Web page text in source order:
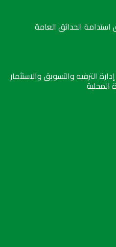
الحدائق العامة
الترفيه والتسويق والاستثمار
المحلية